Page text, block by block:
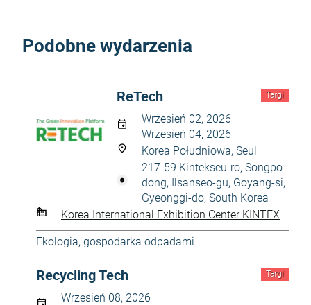
Podobne wydarzenia
Targi
ReTech
Wrzesień 02, 2026
Wrzesień 04, 2026
Korea Południowa, Seul
217-59 Kintekseu-ro, Songpo-
dong, Ilsanseo-gu, Goyang-si,
Gyeonggi-do, South Korea
Korea International Exhibition Center KINTEX
Ekologia, gospodarka odpadami
Targi
Recycling Tech
Wrzesień 08, 2026